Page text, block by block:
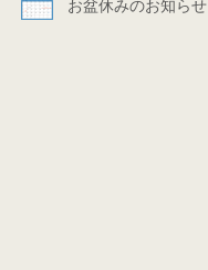
お盆休みのお知らせ